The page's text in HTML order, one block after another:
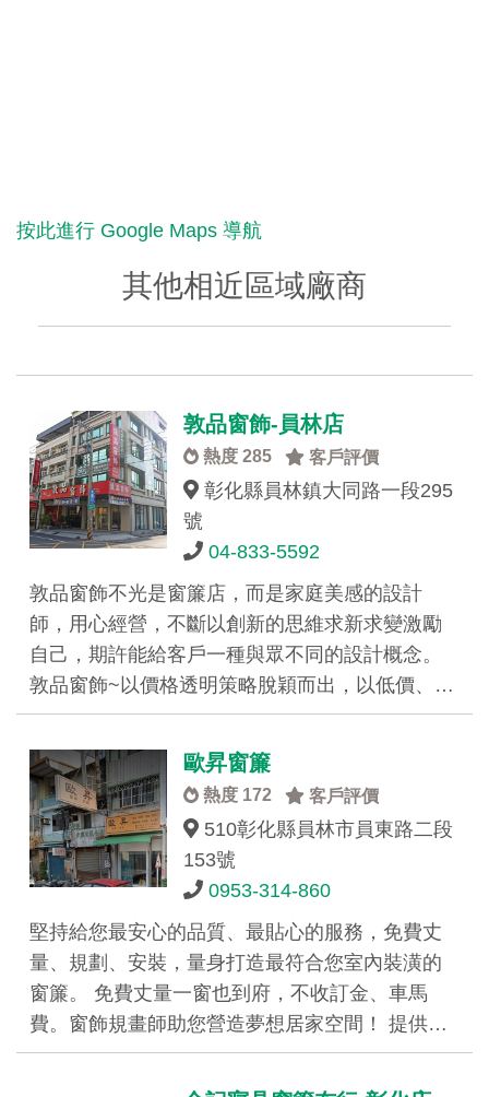
按此進行 Google Maps 導航
其他相近區域廠商
敦品窗飾-員林店
熱度 285 客戶評價
彰化縣員林鎮大同路一段295
號
04-833-5592
敦品窗飾不光是窗簾店，而是家庭美感的設計
師，用心經營，不斷以創新的思維求新求變激勵
自己，期許能給客戶一種與眾不同的設計概念。
敦品窗飾~以價格透明策略脫穎而出，以低價、…
歐昇窗簾
熱度 172 客戶評價
510彰化縣員林市員東路二段
153號
0953-314-860
堅持給您最安心的品質、最貼心的服務，免費丈
量、規劃、安裝，量身打造最符合您室內裝潢的
窗簾。 免費丈量一窗也到府，不收訂金、車馬
費。窗飾規畫師助您營造夢想居家空間！ 提供…